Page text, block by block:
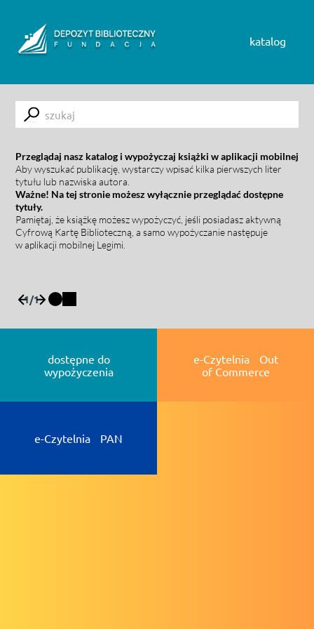
katalog
Submit
Przeglądaj nasz katalog i wypożyczaj książki w aplikacji mobilnej
Aby wyszukać publikację, wystarczy wpisać kilka pierwszych liter
tytułu lub nazwiska autora.
Ważne! Na tej stronie możesz wyłącznie przeglądać dostępne
tytuły.
Pamiętaj, że książkę możesz wypożyczyć, jeśli posiadasz aktywną
Cyfrową Kartę Biblioteczną, a samo wypożyczanie następuje
w aplikacji mobilnej Legimi.
1/1
dostępne do
wypożyczenia
e-Czytelnia Out
of Commerce
e-Czytelnia PAN